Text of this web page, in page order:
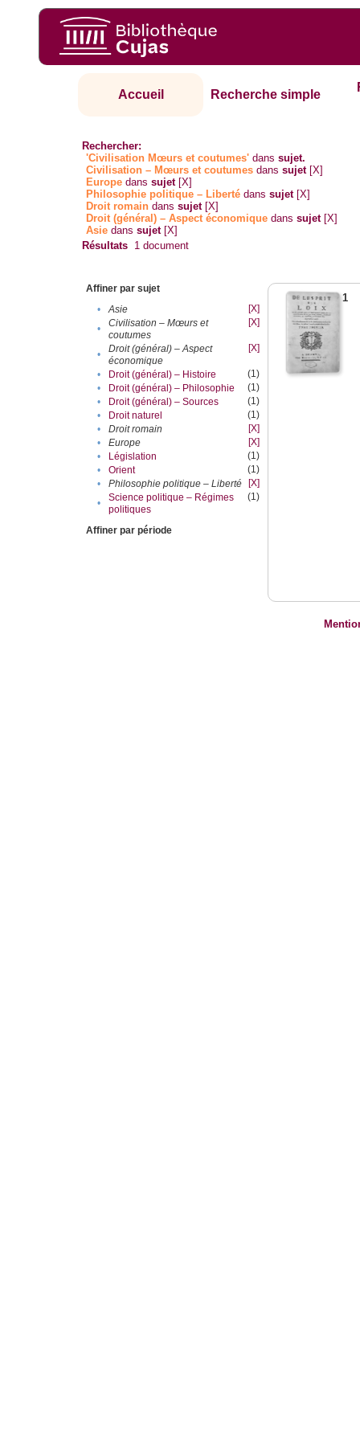
Accueil Recherche simple
Rechercher:
'Civilisation Mœurs et coutumes' danssujet.
Civilisation – Mœurs et coutumes danssujet [X]
Europe danssujet [X]
Philosophie politique – Liberté danssujet [X]
Droit romain danssujet [X]
Droit (général) – Aspect économique danssujet [X]
Asie danssujet [X]
Résultats 1 document
Affiner par sujet
•
Asie
[X]
•
Civilisation – Mœurs et
coutumes
[X]
•
Droit (général) – Aspect
économique
[X]
• Droit (général) – Histoire
(1)
•
Droit (général) – Philosophie
(1)
•
Droit (général) – Sources
(1)
•
Droit naturel
(1)
•
Droit romain
[X]
•
Europe
[X]
•
Législation
(1)
•
Orient
(1)
•
Philosophie politique – Liberté
[X]
•
Science politique – Régimes
politiques
(1)
Affiner par période
1